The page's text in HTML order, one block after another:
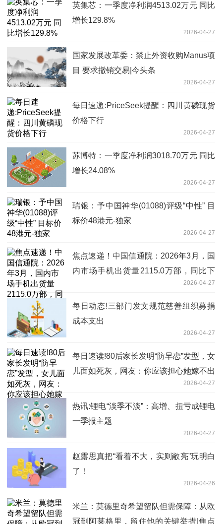
英集芯：一季度净利润4513.02万元 同比
增长129.8%
2026-04-27
国家发展改革委：禁止外资收购Manus项
目 要求撤销交易|今头条
2026-04-27
每日速递:PriceSeek提醒：四川黄磷现货
价格下行
2026-04-27
苏博特：一季度净利润3018.70万元 同比
增长24.08%
2026-04-27
瑞银：予中国神华(01088)评级“中性” 目
标价48港元-独家
2026-04-27
焦点速递！中国信通院：2026年3月，国
内市场手机出货量2115.0万部，同比下
2026-04-27
每日动态!三部门发文规范慈善组织募捐
成本支出
2026-04-27
每日速读!80后家长发明“防早恋”发型，女
儿面如死灰，网友：你应该担心她嫁不出
2026-04-27
热讯:锂电“淡季不淡”：高增、扭亏成锂电
一季报主题
2026-04-27
赵露思真把“看着不大，实则敞亮”玩明白
了！
2026-04-26
米兰：莫德里奇希望留队但需保障：从欧
冠到阿莱格里，留住他的关键举措|焦点